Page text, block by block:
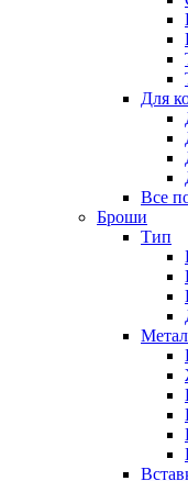
Для
Все
Броши
Тип